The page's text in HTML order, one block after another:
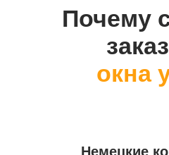
Почему
окна
Немецкие